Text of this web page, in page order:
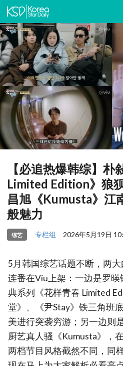
【必追热爆韩综】朴
Limited Edition》狼
昌旭《Kumusta》江
般魅力
综艺 专栏组 2026年5月19日
5月韩国综艺话题不断，两
连番在Viu上架：一边是罗
典系列《花样青春 Limited
堂》、《尹Stay》铁三角班
美进行突袭穷游；另一边则
厨艺真人骚《Kumusta》，
两档节目风格截然不同，同